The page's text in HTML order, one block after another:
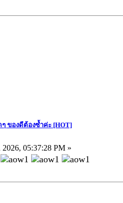
ของดีต้องซ้ำค่ะ [HOT]
05:37:28 PM »